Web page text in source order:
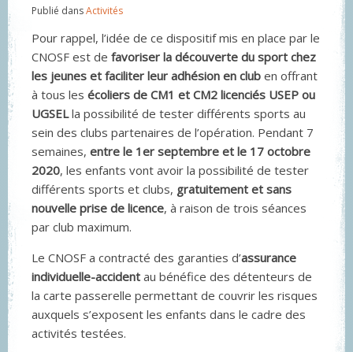
Publié dansActivités
Pour rappel, l’idée de ce dispositif mis en place par le
CNOSF est de favoriser la découverte du sport chez
les jeunes et faciliter leur adhésion en club en offrant
à tous les écoliers de CM1 et CM2 licenciés USEP ou
UGSELla possibilité de tester différents sports au
sein des clubs partenaires de l’opération. Pendant 7
semaines, entre le 1er septembre et le 17 octobre
2020, les enfants vont avoir la possibilité de tester
différents sports et clubs, gratuitement et sans
nouvelle prise de licence, à raison de trois séances
par club maximum.
Le CNOSF a contracté des garanties d’assurance
individuelle-accident au bénéfice des détenteurs de
la carte passerelle permettant de couvrir les risques
auxquels s’exposent les enfants dans le cadre des
activités testées.